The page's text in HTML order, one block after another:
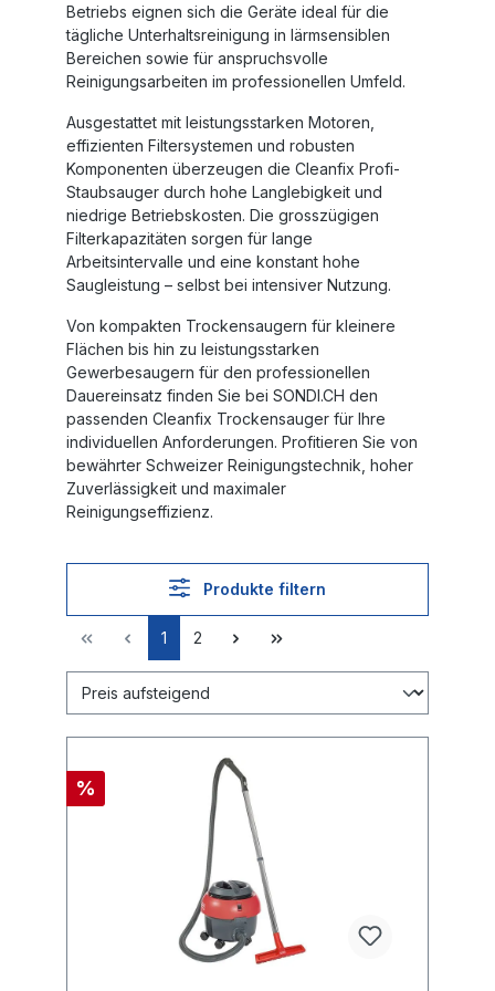
Betriebs eignen sich die Geräte ideal für die
tägliche Unterhaltsreinigung in lärmsensiblen
Bereichen sowie für anspruchsvolle
Reinigungsarbeiten im professionellen Umfeld.
Ausgestattet mit leistungsstarken Motoren,
effizienten Filtersystemen und robusten
Komponenten überzeugen die Cleanfix Profi-
Staubsauger durch hohe Langlebigkeit und
niedrige Betriebskosten. Die grosszügigen
Filterkapazitäten sorgen für lange
Arbeitsintervalle und eine konstant hohe
Saugleistung – selbst bei intensiver Nutzung.
Von kompakten Trockensaugern für kleinere
Flächen bis hin zu leistungsstarken
Gewerbesaugern für den professionellen
Dauereinsatz finden Sie bei SONDI.CH den
passenden Cleanfix Trockensauger für Ihre
individuellen Anforderungen. Profitieren Sie von
bewährter Schweizer Reinigungstechnik, hoher
Zuverlässigkeit und maximaler
Reinigungseffizienz.
Produkte filtern
1 2
%